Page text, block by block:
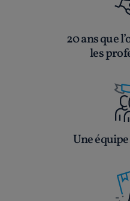
20 ans que
les
Une